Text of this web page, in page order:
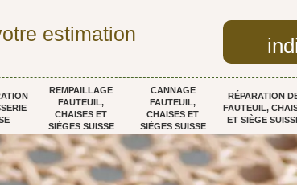
estimation
REMPAILLAGE
FAUTEUIL,
CHAISES ET
SIÈGES SUISSE
CANNAGE
FAUTEUIL,
CHAISES ET
SIÈGES SUISSE
RÉPARATION
FAUTEUIL,
ET SIÈGE